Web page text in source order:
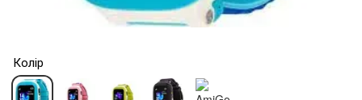
Колір